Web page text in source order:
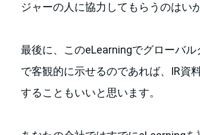
ジャーの人に協力してもらうのはい
最後に、このeLearningでグローバ
で客観的に示せるのであれば、IR資
することもいいと思います。